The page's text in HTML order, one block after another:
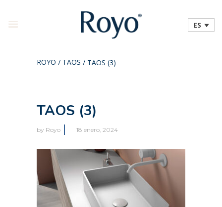
ES
ROYO / TAOS / TAOS (3)
TAOS (3)
by Royo 18 enero, 2024